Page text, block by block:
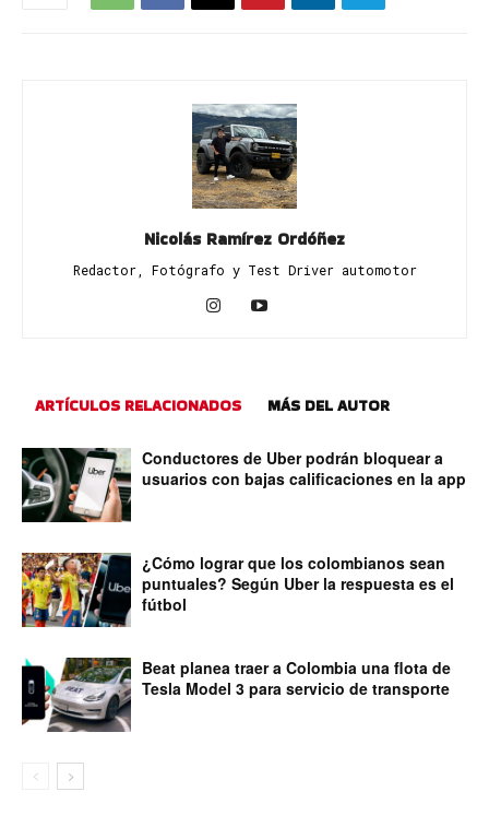
Nicolás Ramírez Ordóñez
Redactor, Fotógrafo y Test Driver automotor
ARTÍCULOS RELACIONADOS MÁS DEL AUTOR
Conductores de Uber podrán bloquear a
usuarios con bajas calificaciones en la app
¿Cómo lograr que los colombianos sean
puntuales? Según Uber la respuesta es el
fútbol
Beat planea traer a Colombia una flota de
Tesla Model 3 para servicio de transporte